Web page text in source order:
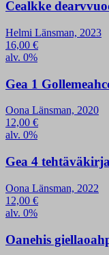
Cealkke
Helmi Länsman, 2023
16,00 €
alv. 0%
Gea 1
Oona Länsman, 2020
12,00 €
alv. 0%
Gea 4
Oona Länsman, 2022
12,00 €
alv. 0%
Oanehis